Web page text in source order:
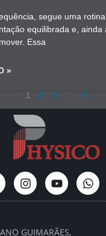
segue uma
equilibrada e, ainda
Essa
»
1 2 3 5
I
n
s
Y
o
u
W
h
a
GUIMARÃES,